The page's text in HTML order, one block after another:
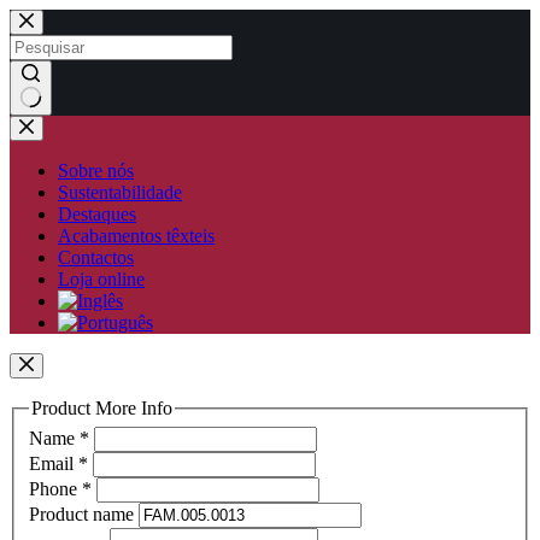
Pular
para
o
conteúdo
Sem
resultados
Sobre nós
Sustentabilidade
Destaques
Acabamentos têxteis
Contactos
Loja online
Product More Info
Name *
Email *
Phone *
Product name